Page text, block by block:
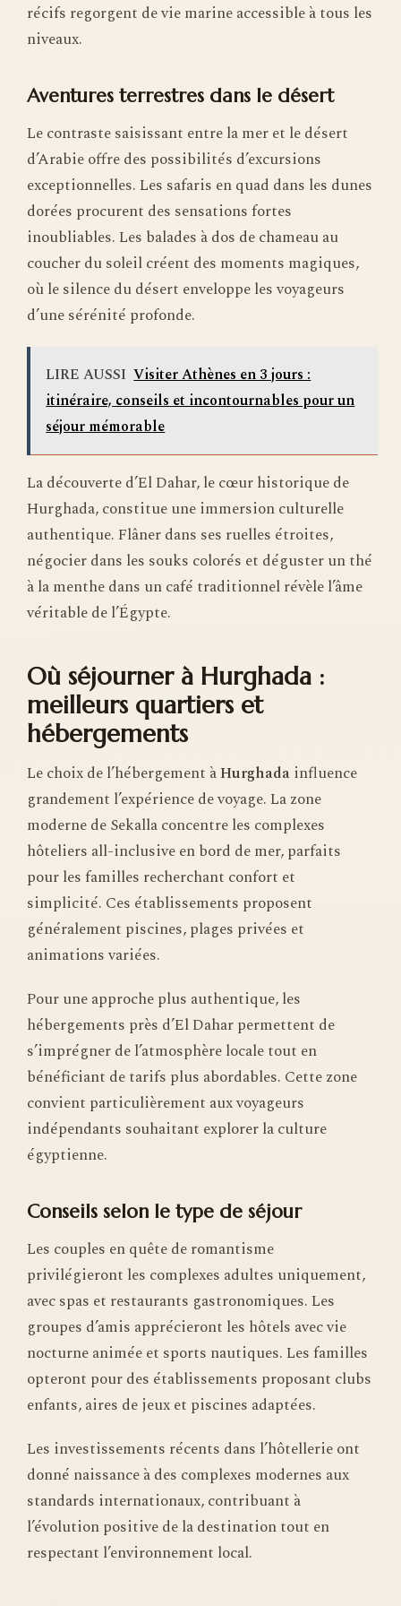
récifs regorgent de vie marine accessible à tous les
niveaux.
Aventures terrestres dans le désert
Le contraste saisissant entre la mer et le désert
d’Arabie offre des possibilités d’excursions
exceptionnelles. Les safaris en quad dans les dunes
dorées procurent des sensations fortes
inoubliables. Les balades à dos de chameau au
coucher du soleil créent des moments magiques,
où le silence du désert enveloppe les voyageurs
d’une sérénité profonde.
LIRE AUSSI Visiter Athènes en 3 jours :
itinéraire, conseils et incontournables pour un
séjour mémorable
La découverte d’El Dahar, le cœur historique de
Hurghada, constitue une immersion culturelle
authentique. Flâner dans ses ruelles étroites,
négocier dans les souks colorés et déguster un thé
à la menthe dans un café traditionnel révèle l’âme
véritable de l’Égypte.
Où séjourner à Hurghada :
meilleurs quartiers et
hébergements
Le choix de l’hébergement àHurghadainfluence
grandement l’expérience de voyage. La zone
moderne de Sekalla concentre les complexes
hôteliers all-inclusive en bord de mer, parfaits
pour les familles recherchant confort et
simplicité. Ces établissements proposent
généralement piscines, plages privées et
animations variées.
Pour une approche plus authentique, les
hébergements près d’El Dahar permettent de
s’imprégner de l’atmosphère locale tout en
bénéficiant de tarifs plus abordables. Cette zone
convient particulièrement aux voyageurs
indépendants souhaitant explorer la culture
égyptienne.
Conseils selon le type de séjour
Les couples en quête de romantisme
privilégieront les complexes adultes uniquement,
avec spas et restaurants gastronomiques. Les
groupes d’amis apprécieront les hôtels avec vie
nocturne animée et sports nautiques. Les familles
opteront pour des établissements proposant clubs
enfants, aires de jeux et piscines adaptées.
Les investissements récents dans l’hôtellerie ont
donné naissance à des complexes modernes aux
standards internationaux, contribuant à
l’évolution positive de la destination tout en
respectant l’environnement local.